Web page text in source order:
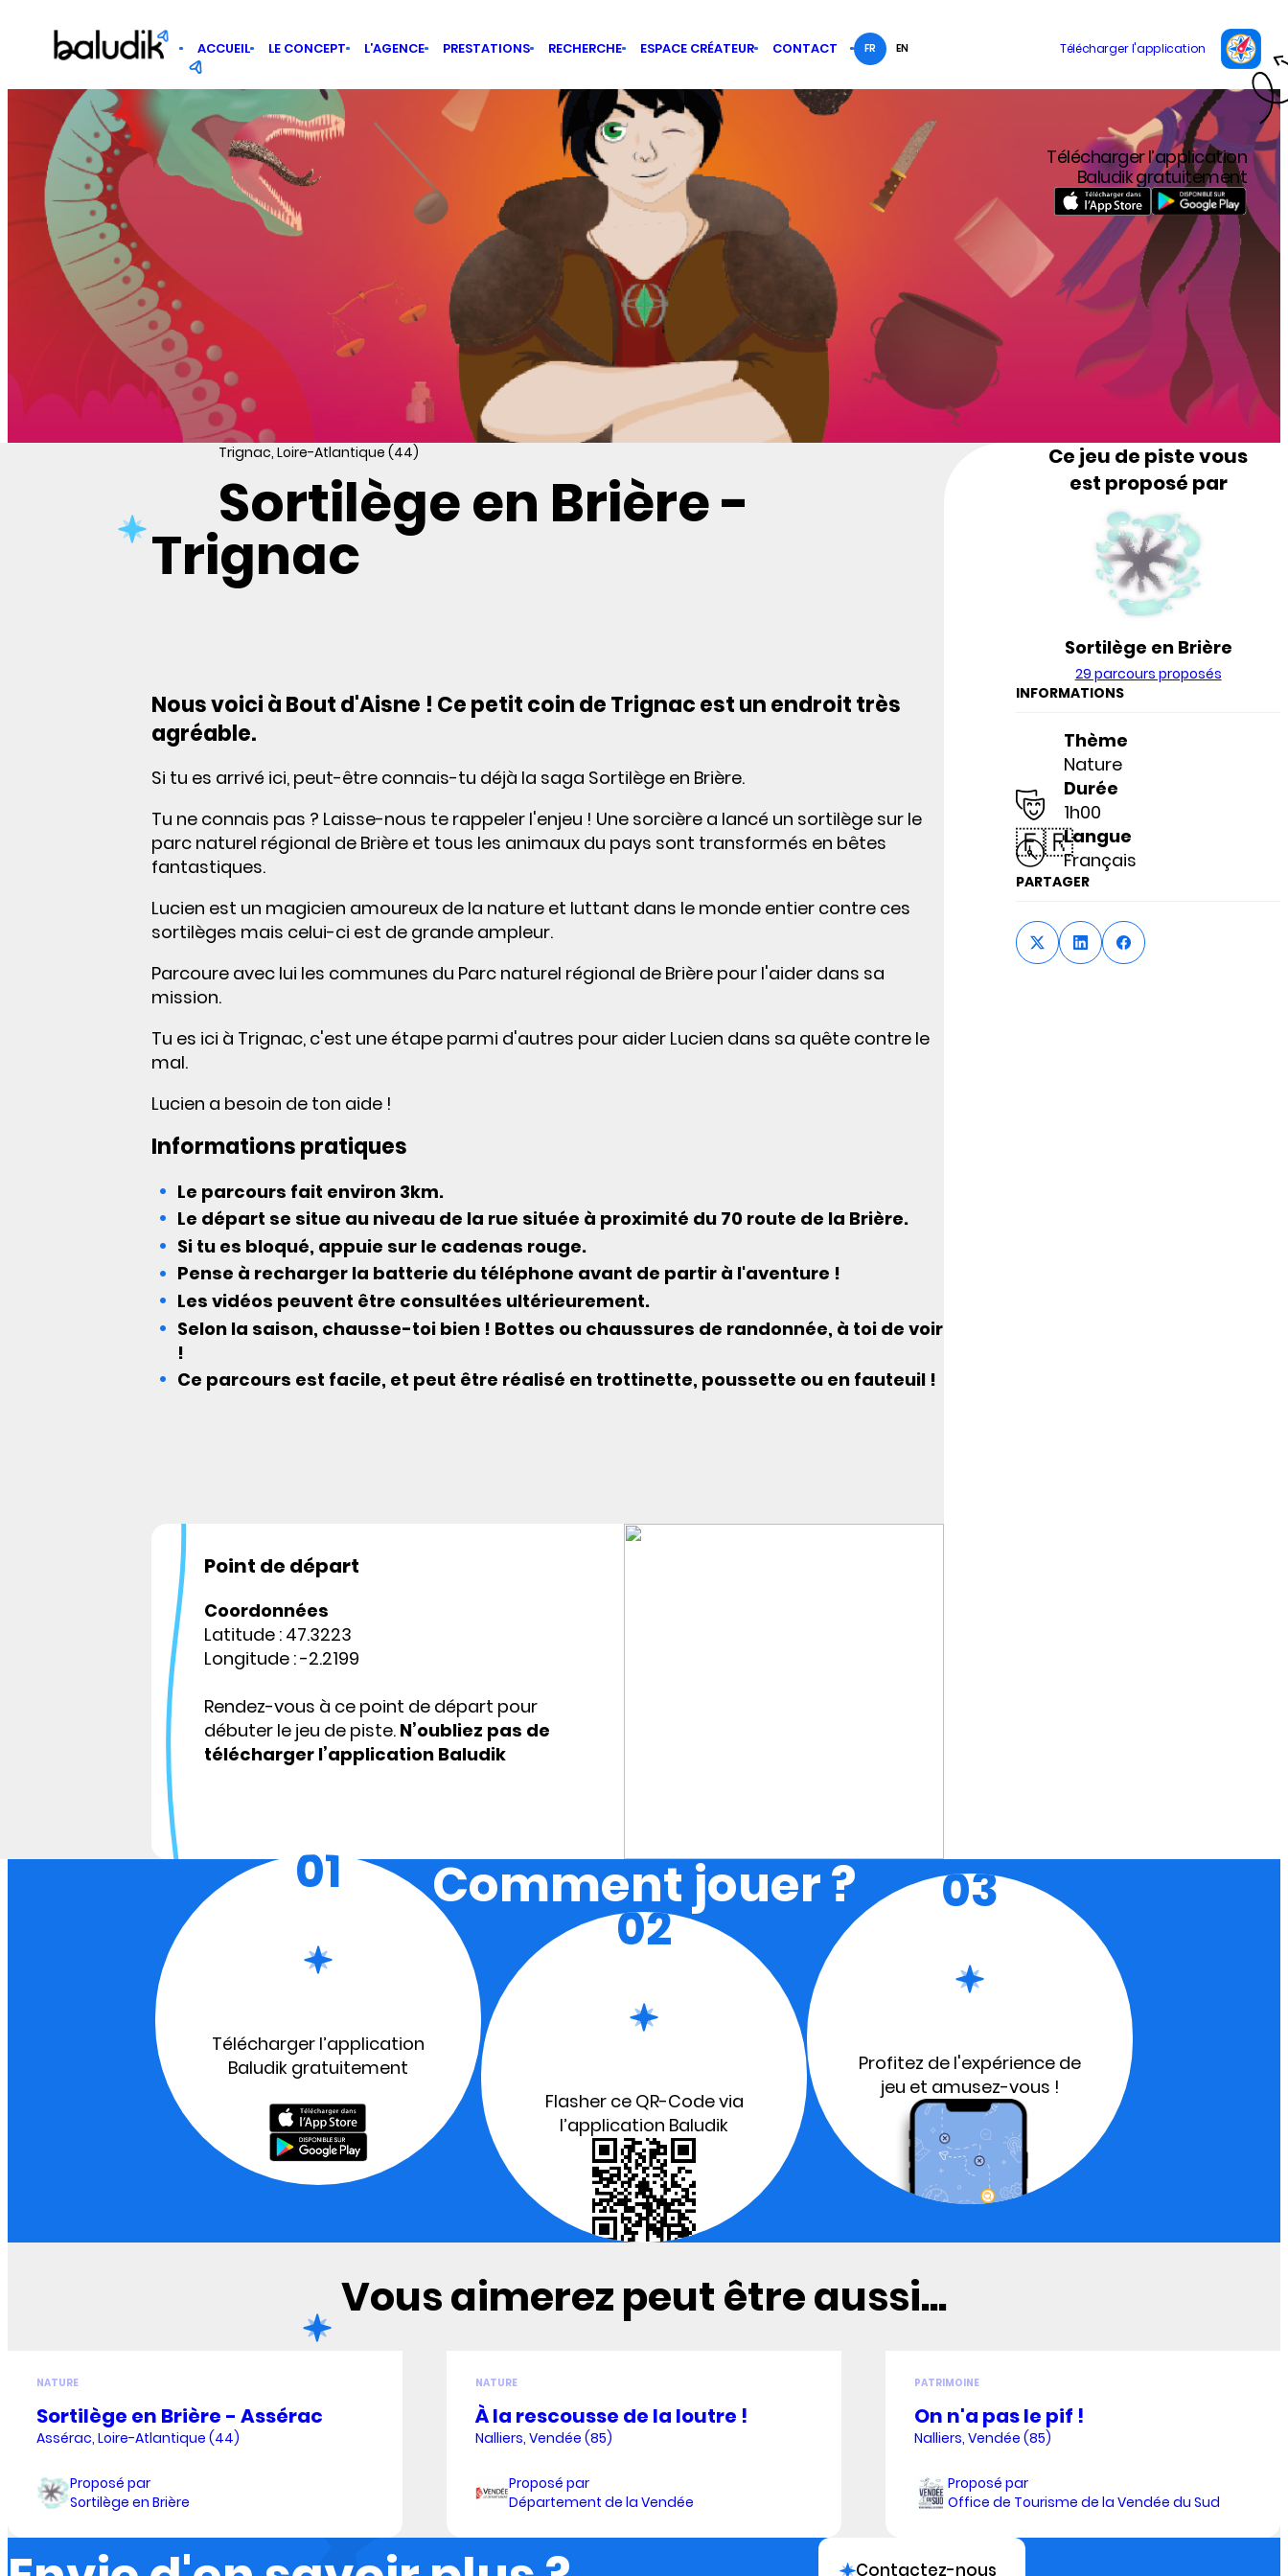
ACCUEIL LE CONCEPT L’AGENCE PRESTATIONS RECHERCHE ESPACE CRÉATEUR CONTACT FR EN
Télécharger l’application
Baludik gratuitement
Trignac, Loire-Atlantique (44)
Sortilège en Brière -
Trignac
Nous voici à Bout d'Aisne ! Ce petit coin de Trignac est un endroit très
agréable.
Si tu es arrivé ici, peut-être connais-tu déjà la saga Sortilège en Brière.
Tu ne connais pas ? Laisse-nous te rappeler l'enjeu ! Une sorcière a lancé un sortilège sur le
parc naturel régional de Brière et tous les animaux du pays sont transformés en bêtes
fantastiques.
Lucien est un magicien amoureux de la nature et luttant dans le monde entier contre ces
sortilèges mais celui-ci est de grande ampleur.
Parcoure avec lui les communes du Parc naturel régional de Brière pour l'aider dans sa
mission.
Tu es ici à Trignac, c'est une étape parmi d'autres pour aider Lucien dans sa quête contre le
mal.
Lucien a besoin de ton aide !
Informations pratiques
Le parcours fait environ 3km.
Le départ se situe au niveau de la rue située à proximité du 70 route de la Brière.
Si tu es bloqué, appuie sur le cadenas rouge.
Pense à recharger la batterie du téléphone avant de partir à l'aventure !
Les vidéos peuvent être consultées ultérieurement.
Selon la saison, chausse-toi bien ! Bottes ou chaussures de randonnée, à toi de voir
!
Ce parcours est facile, et peut être réalisé en trottinette, poussette ou en fauteuil !
Point de départ
Coordonnées
Latitude : 47.3223
Longitude : -2.2199
Rendez-vous à ce point de départ pour
débuter le jeu de piste. N’oubliez pas de
télécharger l’application Baludik
Ce jeu de piste vous
est proposé par
Sortilège en Brière
29 parcours proposés
INFORMATIONS
Thème
Nature
Durée
1h00
🇫🇷Langue
Français
PARTAGER
Comment jouer ?
01
Télécharger l’application
Baludik gratuitement
02
Flasher ce QR-Code via
l’application Baludik
03
Profitez de l'expérience de
jeu et amusez-vous !
Vous aimerez peut être aussi...
NATURE
Sortilège en Brière - Assérac
Assérac, Loire-Atlantique (44)
Proposé par
Sortilège en Brière
NATURE
À la rescousse de la loutre !
Nalliers, Vendée (85)
Proposé par
Département de la Vendée
PATRIMOINE
On n'a pas le pif !
Nalliers, Vendée (85)
Proposé par
Office de Tourisme de la Vendée du Sud
Contactez-nous